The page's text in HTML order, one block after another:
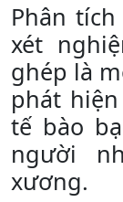
Phân
xét
ghép là
phát
tế bào
người
xương.